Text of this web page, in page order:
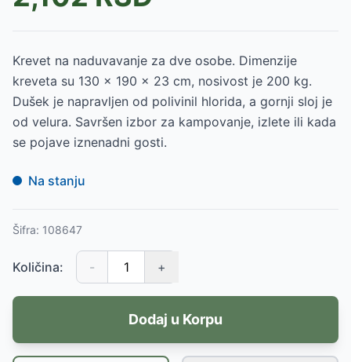
Krevet na naduvavanje za dve osobe. Dimenzije
kreveta su 130 x 190 x 23 cm, nosivost je 200 kg.
Dušek je napravljen od polivinil hlorida, a gornji sloj je
od velura. Savršen izbor za kampovanje, izlete ili kada
se pojave iznenadni gosti.
Na stanju
Šifra: 108647
Količina: - +
Dodaj u Korpu